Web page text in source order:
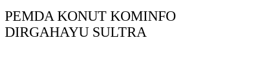
PEMDA KONUT KOMINFO
DIRGAHAYU SULTRA